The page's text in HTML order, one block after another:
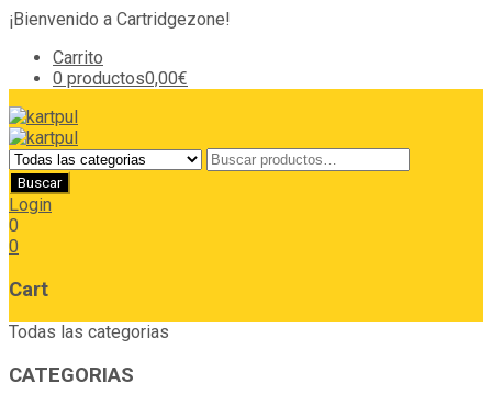
¡Bienvenido a Cartridgezone!
Carrito
0 productos0,00€
Login
0
0
Cart
Todas las categorias
CATEGORIAS